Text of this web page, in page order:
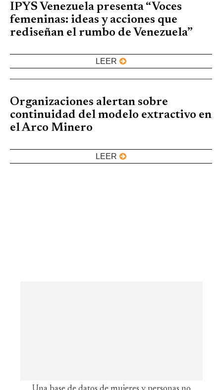
IPYS Venezuela presenta “Voces
femeninas: ideas y acciones que
rediseñan el rumbo de Venezuela”
LEER
Organizaciones alertan sobre
continuidad del modelo extractivo en
el Arco Minero
LEER